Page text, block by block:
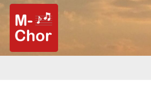
Zum
Inhalt
springen